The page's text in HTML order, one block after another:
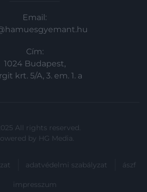
Email:
Cím:
1024 Budapest,
krt. 5/A, 3. em. 1. a
All rights reserved.
by HG Media.
adatvédelmi szabályzat ászf
impresszum